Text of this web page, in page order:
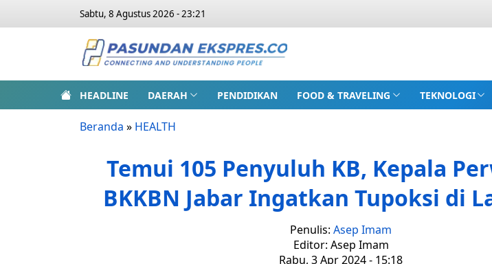
Sabtu, 8 Agustus 2026 - 23:21
HEADLINE DAERAH PENDIDIKAN FOOD & TRAVELING TEKNOLOGI
Beranda » HEALTH
Temui 105 Penyuluh KB, Kepala
BKKBN Jabar Ingatkan Tupoksi di
Penulis: Asep Imam
Editor: Asep Imam
Rabu, 3 Apr 2024 - 15:18